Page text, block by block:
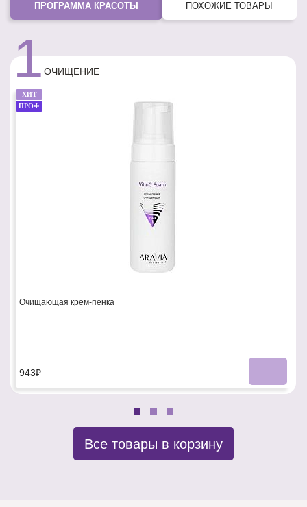
ПРОГРАММА КРАСОТЫ ПОХОЖИЕ ТОВАРЫ
1ОЧИЩЕНИЕ
ХИТ
ПРОФ
Очищающая крем-пенка
943₽
Все товары в корзину